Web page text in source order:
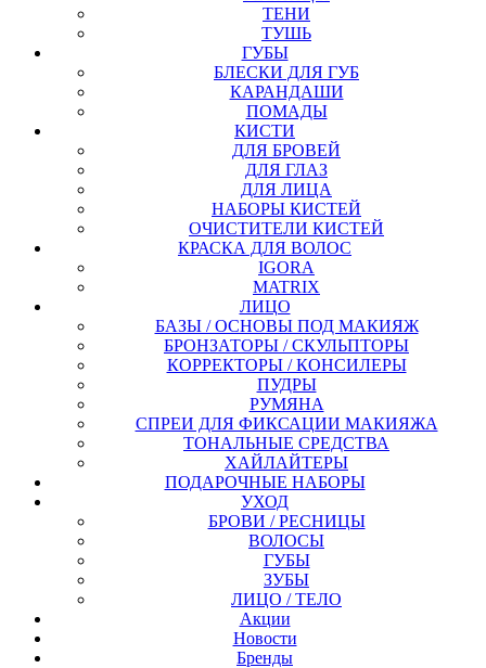
ТЕНИ
ТУШЬ
ГУБЫ
БЛЕСКИ ДЛЯ ГУБ
КАРАНДАШИ
ПОМАДЫ
КИСТИ
ДЛЯ БРОВЕЙ
ДЛЯ ГЛАЗ
ДЛЯ ЛИЦА
НАБОРЫ КИСТЕЙ
ОЧИСТИТЕЛИ КИСТЕЙ
КРАСКА ДЛЯ ВОЛОС
IGORA
MATRIX
ЛИЦО
БАЗЫ / ОСНОВЫ ПОД МАКИЯЖ
БРОНЗАТОРЫ / СКУЛЬПТОРЫ
КОРРЕКТОРЫ / КОНСИЛЕРЫ
ПУДРЫ
РУМЯНА
СПРЕИ ДЛЯ ФИКСАЦИИ МАКИЯЖА
ТОНАЛЬНЫЕ СРЕДСТВА
ХАЙЛАЙТЕРЫ
ПОДАРОЧНЫЕ НАБОРЫ
УХОД
БРОВИ / РЕСНИЦЫ
ВОЛОСЫ
ГУБЫ
ЗУБЫ
ЛИЦО / ТЕЛО
Акции
Новости
Бренды